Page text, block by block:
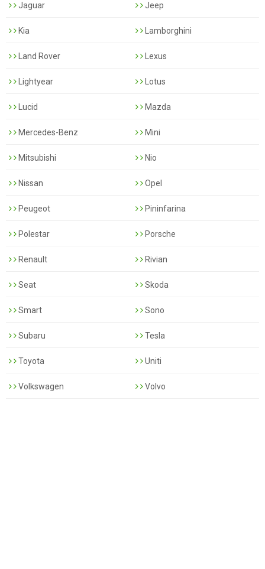
Jaguar Jeep
Kia Lamborghini
Land Rover Lexus
Lightyear Lotus
Lucid Mazda
Mercedes-Benz Mini
Mitsubishi Nio
Nissan Opel
Peugeot Pininfarina
Polestar Porsche
Renault Rivian
Seat Skoda
Smart Sono
Subaru Tesla
Toyota Uniti
Volkswagen Volvo